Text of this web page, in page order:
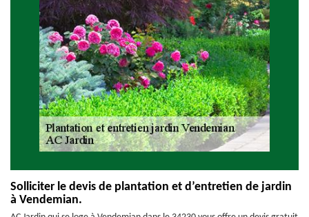
Solliciter le devis de plantation et d’entretien de jardin
à Vendemian.